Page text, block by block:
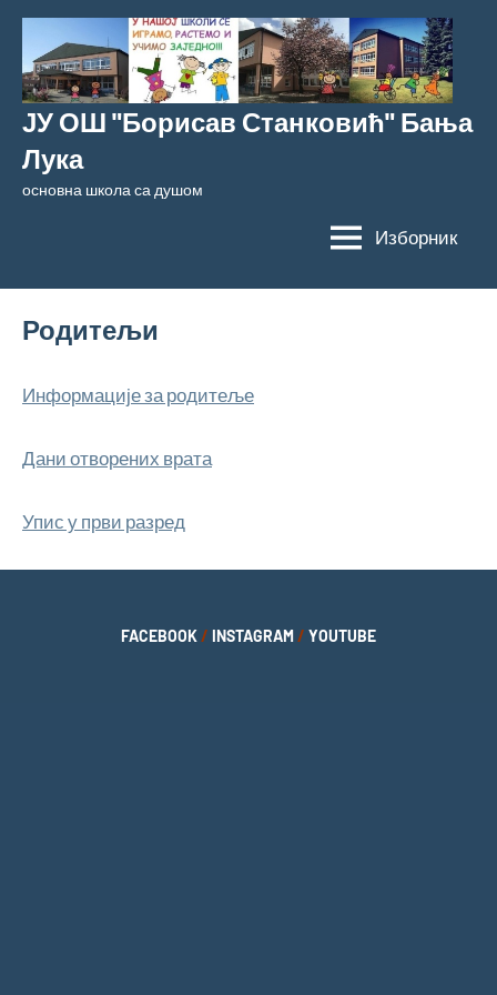
Скочи
садржај
ЈУ ОШ "Борисав Станковић" Бања
Лука
основна школа са душом
Изборник
Родитељи
Информације за родитеље
Дани отворених врата
Упис у први разред
FACEBOOK/ INSTAGRAM/ YOUTUBE